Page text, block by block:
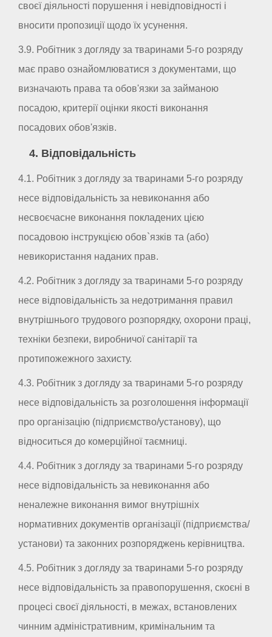
своєї діяльності порушення і невідповідності і
вносити пропозиції щодо їх усунення.
3.9. Робітник з догляду за тваринами 5-го розряду
має право ознайомлюватися з документами, що
визначають права та обов'язки за займаною
посадою, критерії оцінки якості виконання
посадових обов'язків.
4. Відповідальність
4.1. Робітник з догляду за тваринами 5-го розряду
несе відповідальність за невиконання або
несвоєчасне виконання покладених цією
посадовою інструкцією обов`язків та (або)
невикористання наданих прав.
4.2. Робітник з догляду за тваринами 5-го розряду
несе відповідальність за недотримання правил
внутрішнього трудового розпорядку, охорони праці,
техніки безпеки, виробничої санітарії та
протипожежного захисту.
4.3. Робітник з догляду за тваринами 5-го розряду
несе відповідальність за розголошення інформації
про організацію (підприємство/установу), що
відноситься до комерційної таємниці.
4.4. Робітник з догляду за тваринами 5-го розряду
несе відповідальність за невиконання або
неналежне виконання вимог внутрішніх
нормативних документів організації (підприємства/
установи) та законних розпоряджень керівництва.
4.5. Робітник з догляду за тваринами 5-го розряду
несе відповідальність за правопорушення, скоєні в
процесі своєї діяльності, в межах, встановлених
чинним адміністративним, кримінальним та